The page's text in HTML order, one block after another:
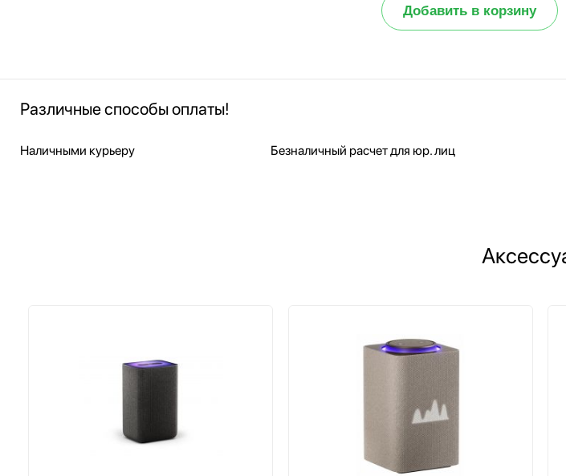
Добавить в корзину
Различные способы оплаты!
Наличными курьеру Безналичный расчет для юр. лиц